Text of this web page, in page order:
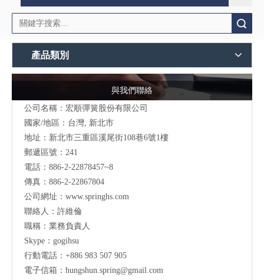
產品類別
與我們聯絡
公司名稱：宏順彈簧股份有限公司
國家/地區：台灣, 新北市
地址：新北市三重區溪尾街108巷6號1樓
郵遞區號：241
電話：886-2-22878457~8
傳真：886-2-22867804
公司網址： www.springhs.com
聯絡人：許維倫
職稱：業務負責人
Skype：gogihsu
行動電話：+886 983 507 905
電子信箱： hungshun.spring@gmail.com